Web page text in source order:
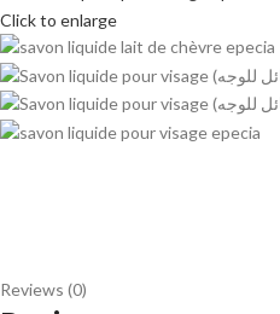
Click to enlarge
Reviews (0)